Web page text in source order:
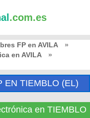
.com.es
FP en AVILA
»
en AVILA
»
EN TIEMBLO (EL)
en TIEMBLO